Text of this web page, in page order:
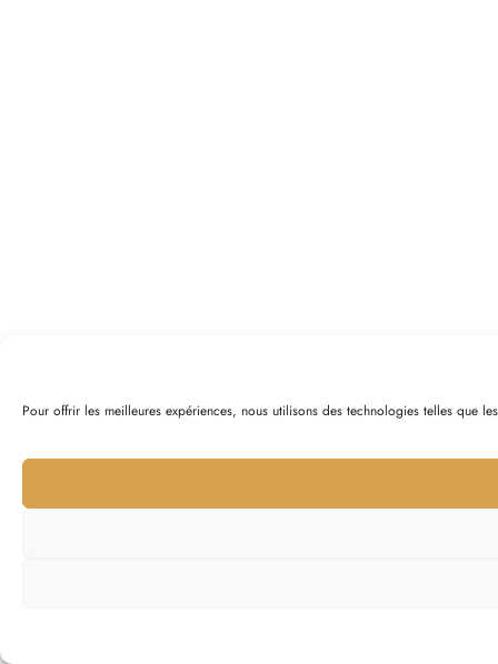
Pour offrir les meilleures expériences, nous utilisons des technologies telles que